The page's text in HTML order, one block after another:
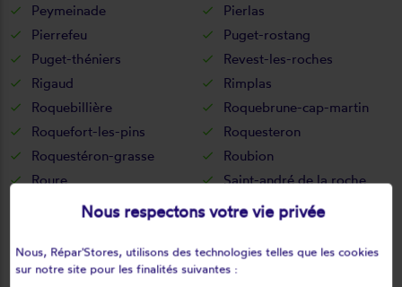
Peymeinade
Pierlas
Pierrefeu
Puget-rostang
Puget-théniers
Revest-les-roches
Rigaud
Rimplas
Roquebillière
Roquebrune-cap-martin
Roquefort-les-pins
Roquesteron
Roquestéron-grasse
Roubion
Roure
Saint-andré de la roche
Saint-auban
Saint-cézaire-sur-siagne
Saint-jean-cap-ferrat
Saint-jeannet
Saint-martin-du-var
Saint-martin-d'entraunes
Nous respectons votre vie privée
Nous, Répar'Stores, utilisons des technologies telles que les cookies
sur notre site pour les finalités suivantes :